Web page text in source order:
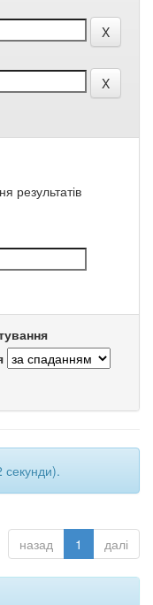
результатів
секунди).
назад 1 далі